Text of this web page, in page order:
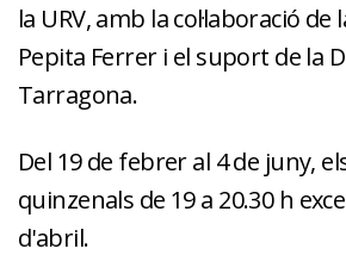
la URV, amb la col·laboració de
Pepita Ferrer i el suport de la
Tarragona.
Del 19 de febrer al 4 de juny,
quinzenals de 19 a 20.30 h
d'abril.